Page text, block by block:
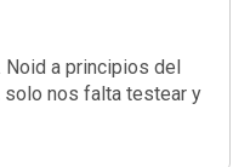
Noid a principios del
solo nos falta testear y